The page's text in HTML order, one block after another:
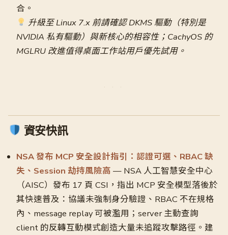
合。
升級至 Linux 7.x 前請確認 DKMS 驅動（特別是
NVIDIA 私有驅動）與新核心的相容性；CachyOS 的
MGLRU 改進值得桌面工作站用戶優先試用。
資安快訊
NSA 發布 MCP 安全設計指引：認證可選、RBAC 缺
失、Session 劫持風險高 — NSA 人工智慧安全中心
（AISC）發布 17 頁 CSI，指出 MCP 安全模型落後於
其快速普及：協議未強制身分驗證、RBAC 不在規格
內、message replay 可被濫用；server 主動查詢
client 的反轉互動模式創造大量未追蹤攻擊路徑。建